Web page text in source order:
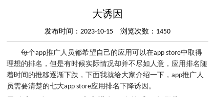
大诱因
发布时间：2023-10-15 浏览次数：1450
每个app推广人员都希望自己的应用可以在app store中取得
理想的排名，但是有时候实际情况却并不尽如人意，应用排名随
着时间的推移逐渐下跌，下面我就给大家介绍一下，app推广人
员需要清楚的七大app store应用排名下降诱因。